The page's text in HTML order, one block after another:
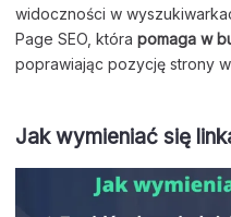
widoczności w
Page SEO, która pomaga w
poprawiając pozycję strony
Jak wymieniać się